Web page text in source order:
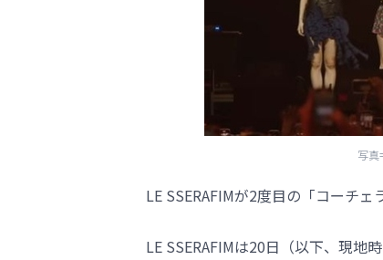
写真
LE SSERAFIMが2度目の「コーチェ
LE SSERAFIMは20日（以下、現地